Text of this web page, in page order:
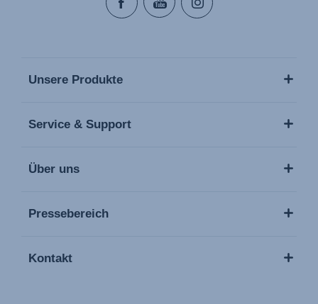
Unsere Produkte
Service & Support
Über uns
Pressebereich
Kontakt